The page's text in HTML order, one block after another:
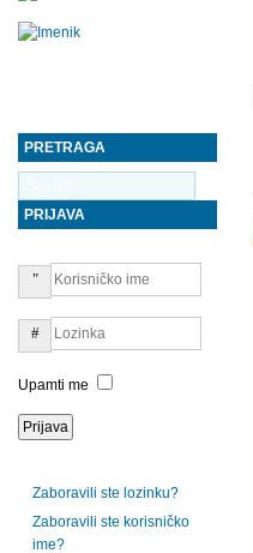
PRETRAGA
PRIJAVA
Upamti me
Zaboravili ste lozinku?
Zaboravili ste korisničko
ime?